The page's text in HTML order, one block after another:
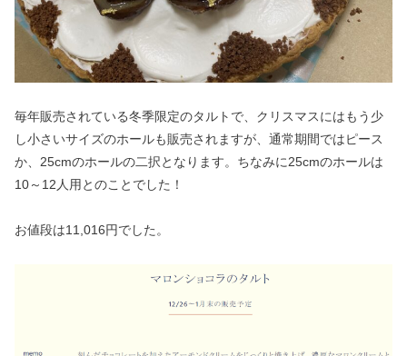
毎年販売されている冬季限定のタルトで、クリスマスにはもう少
し小さいサイズのホールも販売されますが、通常期間ではピース
か、25cmのホールの二択となります。ちなみに25cmのホールは
10～12人用とのことでした！
お値段は11,016円でした。